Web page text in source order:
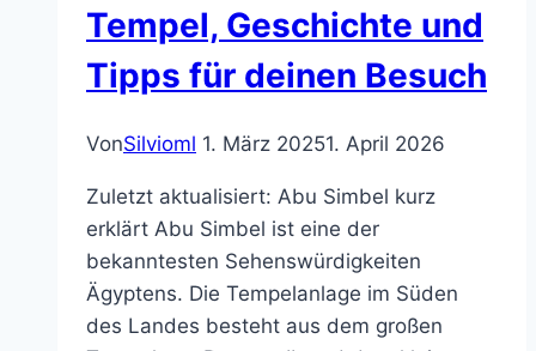
Tempel, Geschichte und
Tipps für deinen Besuch
VonSilvioml 1. März 20251. April 2026
Zuletzt aktualisiert: Abu Simbel kurz
erklärt Abu Simbel ist eine der
bekanntesten Sehenswürdigkeiten
Ägyptens. Die Tempelanlage im Süden
des Landes besteht aus dem großen